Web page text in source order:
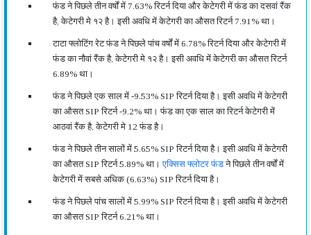
फंड ने पिछले तीन वर्षों में 7.63% रिटर्न दिया और केटेगरी में फंड का दसवां रैंक
है, केटेगरी मे १२ है। इसी अवधि में केटेगरी का औसत रिटर्न 7.91% था।
टाटा फ्लोटिंग रेट फंड ने पिछले पांच वर्षों में 6.78% रिटर्न दिया और केटेगरी में
फंड का नौवां रैंक है, केटेगरी मे १२ है। इसी अवधि में केटेगरी का औसत रिटर्न
6.89% था।
फंड ने पिछले एक साल में -9.53% SIP रिटर्न दिया है। इसी अवधि में केटेगरी
का औसत SIP रिटर्न -9.2% था। फंड का एक साल का रिटर्न केटेगरी में
आठवां रैंक है, केटेगरी मे 12 फंड है।
फंड ने पिछले तीन सालों में 5.65% SIP रिटर्न दिया है। इसी अवधि में केटेगरी
का औसत SIP रिटर्न 5.89% था।एक्सिस फ्लोटर फंडने पिछले तीन वर्षों में
केटेगरी में सबसे अधिक (6.63%) SIP रिटर्न दिया है।
फंड ने पिछले पांच सालों में 5.99% SIP रिटर्न दिया है। इसी अवधि में केटेगरी
का औसत SIP रिटर्न 6.21% था।